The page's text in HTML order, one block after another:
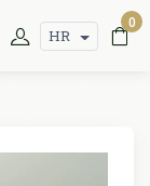
HR
0